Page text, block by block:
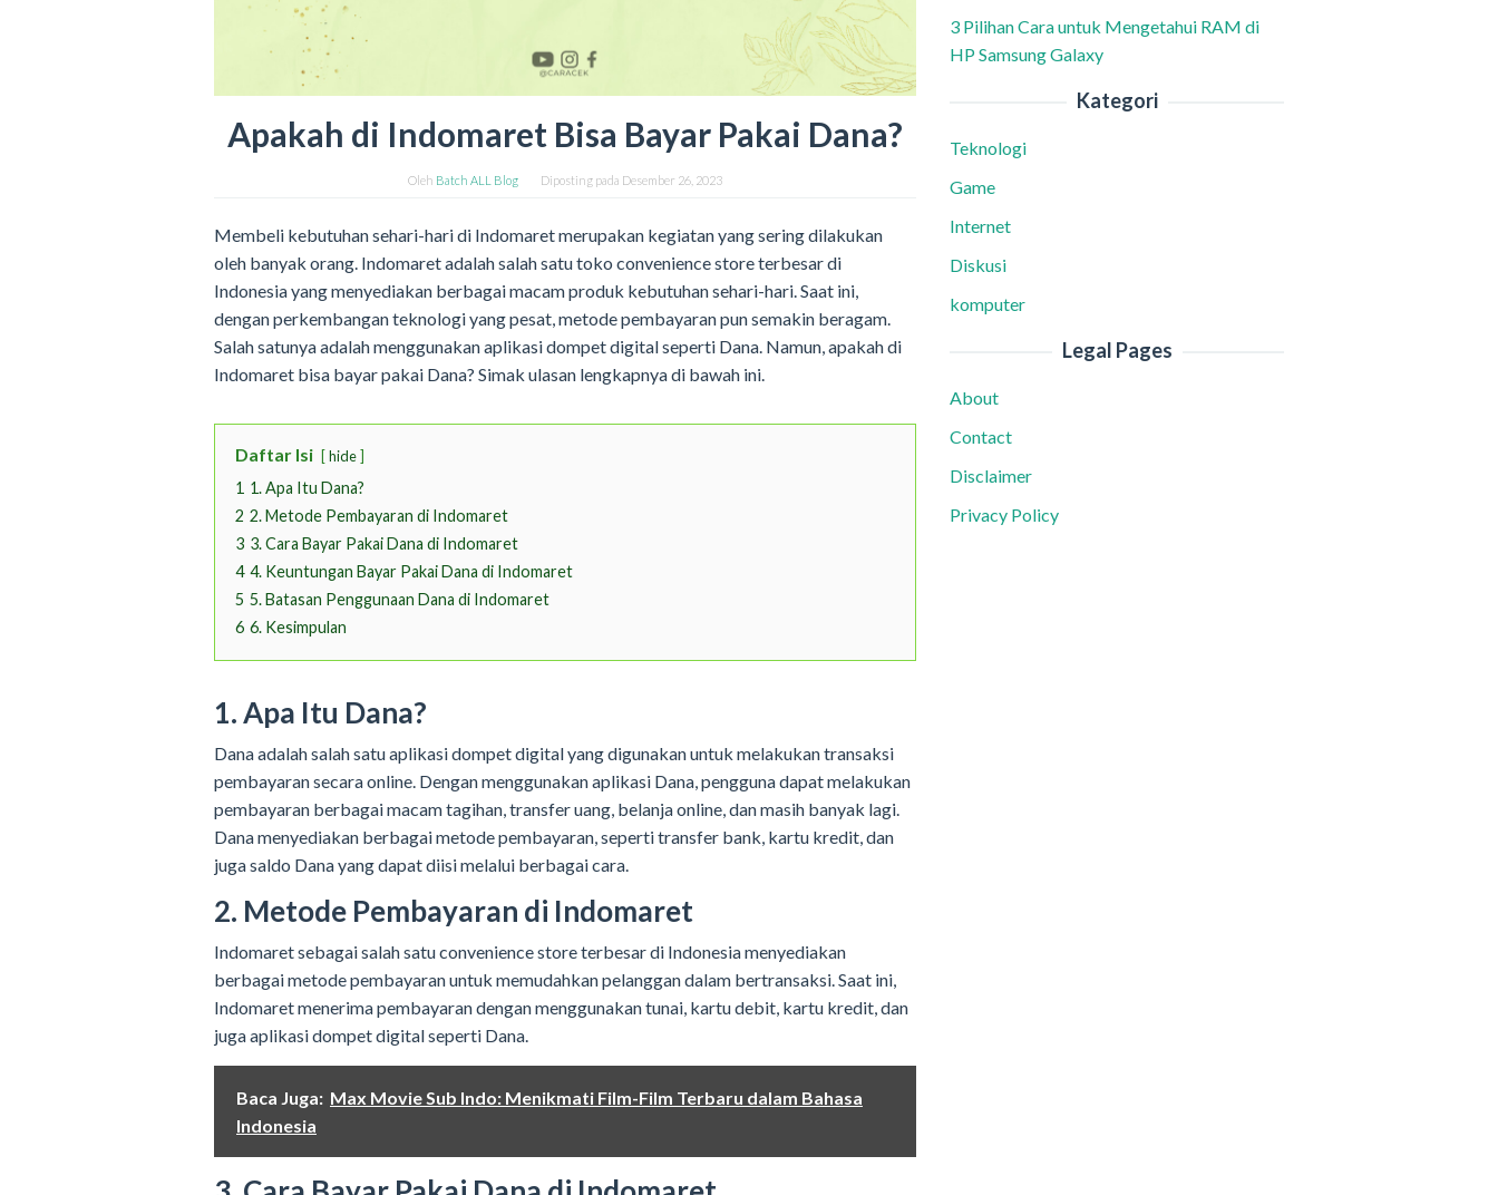
Apakah di Indomaret Bisa Bayar Pakai Dana?
Oleh Batch ALL Blog Diposting pada Desember 26, 2023
Membeli kebutuhan sehari-hari di Indomaret merupakan kegiatan yang sering dilakukan
oleh banyak orang. Indomaret adalah salah satu toko convenience store terbesar di
Indonesia yang menyediakan berbagai macam produk kebutuhan sehari-hari. Saat ini,
dengan perkembangan teknologi yang pesat, metode pembayaran pun semakin beragam.
Salah satunya adalah menggunakan aplikasi dompet digital seperti Dana. Namun, apakah di
Indomaret bisa bayar pakai Dana? Simak ulasan lengkapnya di bawah ini.
Daftar Isi hide
1 1. Apa Itu Dana?
2 2. Metode Pembayaran di Indomaret
3 3. Cara Bayar Pakai Dana di Indomaret
4 4. Keuntungan Bayar Pakai Dana di Indomaret
5 5. Batasan Penggunaan Dana di Indomaret
6 6. Kesimpulan
1. Apa Itu Dana?
Dana adalah salah satu aplikasi dompet digital yang digunakan untuk melakukan transaksi
pembayaran secara online. Dengan menggunakan aplikasi Dana, pengguna dapat melakukan
pembayaran berbagai macam tagihan, transfer uang, belanja online, dan masih banyak lagi.
Dana menyediakan berbagai metode pembayaran, seperti transfer bank, kartu kredit, dan
juga saldo Dana yang dapat diisi melalui berbagai cara.
2. Metode Pembayaran di Indomaret
Indomaret sebagai salah satu convenience store terbesar di Indonesia menyediakan
berbagai metode pembayaran untuk memudahkan pelanggan dalam bertransaksi. Saat ini,
Indomaret menerima pembayaran dengan menggunakan tunai, kartu debit, kartu kredit, dan
juga aplikasi dompet digital seperti Dana.
Baca Juga: Max Movie Sub Indo: Menikmati Film-Film Terbaru dalam Bahasa
Indonesia
3 Pilihan Cara untuk Mengetahui RAM di
HP Samsung Galaxy
Kategori
Teknologi
Game
Internet
Diskusi
komputer
Legal Pages
About
Contact
Disclaimer
Privacy Policy